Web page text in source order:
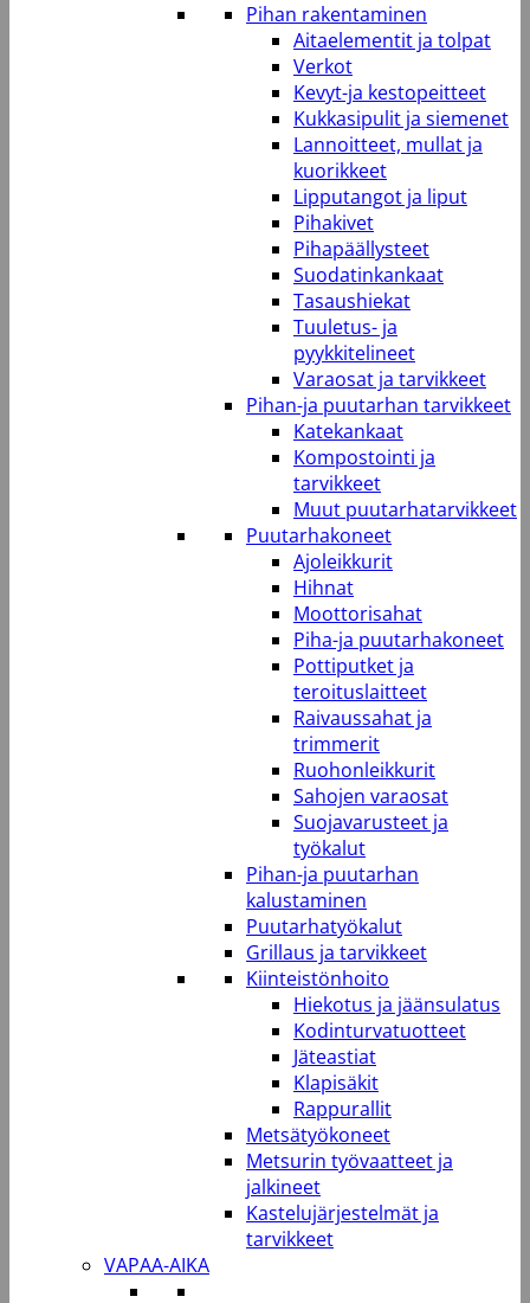
Pihan rakentaminen
Aitaelementit ja tolpat
Verkot
Kevyt-ja kestopeitteet
Kukkasipulit ja siemenet
Lannoitteet, mullat ja
kuorikkeet
Lipputangot ja liput
Pihakivet
Pihapäällysteet
Suodatinkankaat
Tasaushiekat
Tuuletus- ja
pyykkitelineet
Varaosat ja tarvikkeet
Pihan-ja puutarhan tarvikkeet
Katekankaat
Kompostointi ja
tarvikkeet
Muut puutarhatarvikkeet
Puutarhakoneet
Ajoleikkurit
Hihnat
Moottorisahat
Piha-ja puutarhakoneet
Pottiputket ja
teroituslaitteet
Raivaussahat ja
trimmerit
Ruohonleikkurit
Sahojen varaosat
Suojavarusteet ja
työkalut
Pihan-ja puutarhan
kalustaminen
Puutarhatyökalut
Grillaus ja tarvikkeet
Kiinteistönhoito
Hiekotus ja jäänsulatus
Kodinturvatuotteet
Jäteastiat
Klapisäkit
Rappurallit
Metsätyökoneet
Metsurin työvaatteet ja
jalkineet
Kastelujärjestelmät ja
tarvikkeet
VAPAA-AIKA